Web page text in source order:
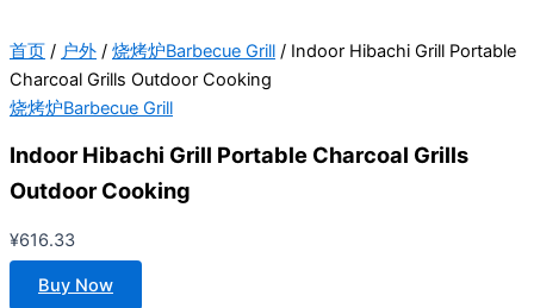
首页 / 户外 / 烧烤炉Barbecue Grill / Indoor Hibachi Grill Portable
Charcoal Grills Outdoor Cooking
烧烤炉Barbecue Grill
Indoor Hibachi Grill Portable Charcoal Grills
Outdoor Cooking
¥616.33
Buy Now